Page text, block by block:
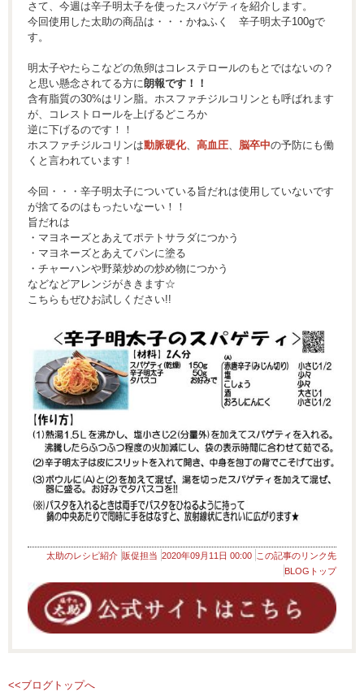
さて、今週は辛子明太子を使ったスパゲティを紹介します。
今回使用した太助の商品は・・・かねふく 辛子明太子100gで
す。
明太子やたらこなどの魚卵はコレステロールのもとではないの？
と思い懸念されてる方に朗報です！！
含有脂質の30%はリン脂。ホスファチジルコリンとも呼ばれます
が、コレストロールを上げるどころか
逆に下げるのです！！
ホスファチジルコリンは動脈硬化、 高血圧 脳卒中の予防にも働
くと言われています！
今回・・・辛子明太子についている旨だれは使用していないです
が捨てるのはもったいなーい！！
旨だれは
・マヨネーズとあえてポテトサラダにつかう
・マヨネーズとあえてパンに塗る
・チャーハンや野菜炒めの炒め物につかう
などなどアレンジがききます☆
こちらもぜひお試しください!!
太助のレシピ紹介 販促担当 2020年09月11日 00:00 この記事のリンク先
BLOGトップ
<<ブログトップへ